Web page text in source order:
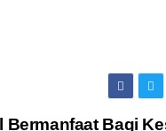
Bermanfaat Bagi